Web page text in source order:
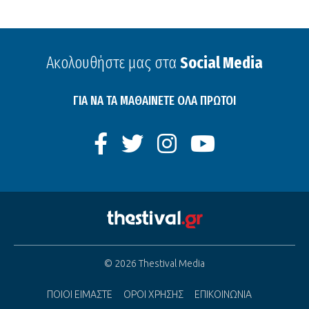
Ακολουθήστε μας στα Social Media
ΓΙΑ ΝΑ ΤΑ ΜΑΘΑΙΝΕΤΕ ΟΛΑ ΠΡΩΤΟΙ
© 2026 Thestival Media
ΠΟΙΟΙ ΕΙΜΑΣΤΕ ΟΡΟΙ ΧΡΗΣΗΣ ΕΠΙΚΟΙΝΩΝΙΑ